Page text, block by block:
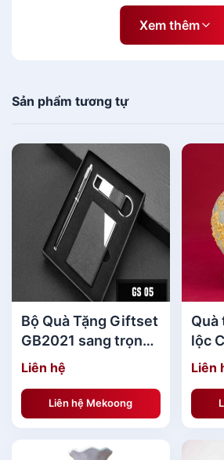
BST Túi Vải in logo Quà Tặng
Cầu[/caption] [caption
align="aligncenter" width="600"]
Xem thêm
Sản phẩm tương tự
Bộ Quà Tặng Giftset
GB2021 sang trọng
MKBQT01
Liên hệ
Liên hệ Mekoong
Quà
lộc
Vũ
rạn
Bát
Liên